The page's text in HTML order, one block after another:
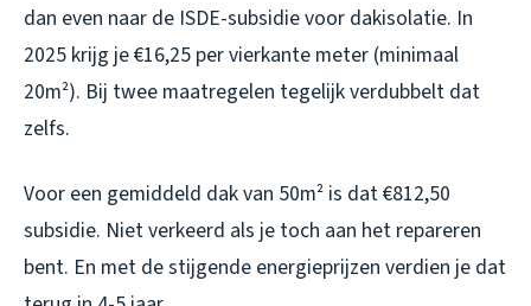
dan even naar de ISDE-subsidie voor dakisolatie. In
2025 krijg je €16,25 per vierkante meter (minimaal
20m²). Bij twee maatregelen tegelijk verdubbelt dat
zelfs.
Voor een gemiddeld dak van 50m² is dat €812,50
subsidie. Niet verkeerd als je toch aan het repareren
bent. En met de stijgende energieprijzen verdien je dat